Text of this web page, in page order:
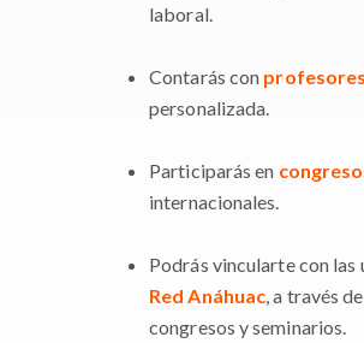
laboral.
Contarás con
personalizada.
Participarás en
internacionales.
Podrás vincularte con las
Red Anáhuac , a través
congresos y seminarios.